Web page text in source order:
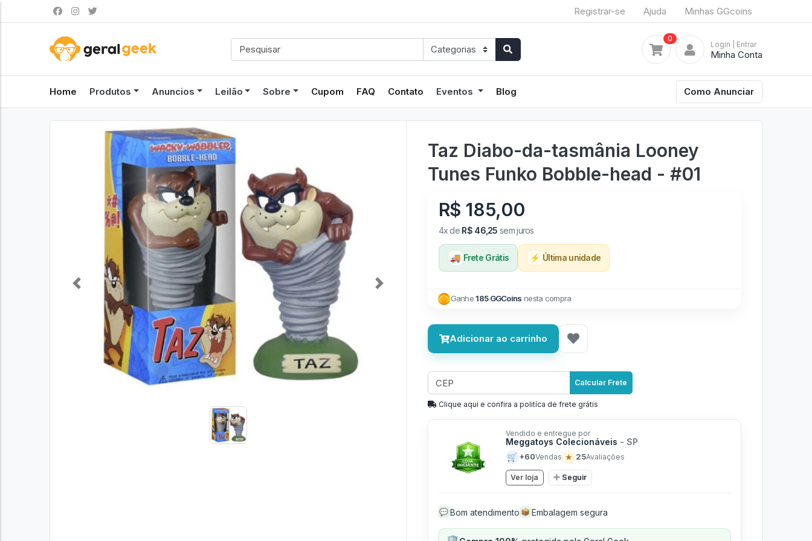
Registrar-se Ajuda Minhas GGcoins
0
Login | Entrar
Minha Conta
Home Produtos Anuncios Leilão Sobre Cupom FAQ Contato Eventos Blog Como Anunciar
Previous Next
Taz Diabo-da-tasmânia Looney
Tunes Funko Bobble-head - #01
R$ 185,00
4x de R$ 46,25 sem juros
🚚 Frete Grátis ⚡ Última unidade
Ganhe185 GGCoins nesta compra
Adicionar ao carrinho
Calcular Frete
Clique aqui e confira a politíca de frete grátis
Vendido e entregue por
Meggatoys Colecionáveis - SP
🛒 +60Vendas ★ 25Avaliações
Ver loja Seguir
💬 Bom atendimento 📦 Embalagem segura